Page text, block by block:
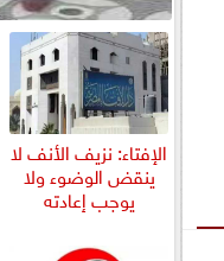
الإفتاء: نزيف الأنف لا
ينقض الوضوء ولا
يوجب إعادته